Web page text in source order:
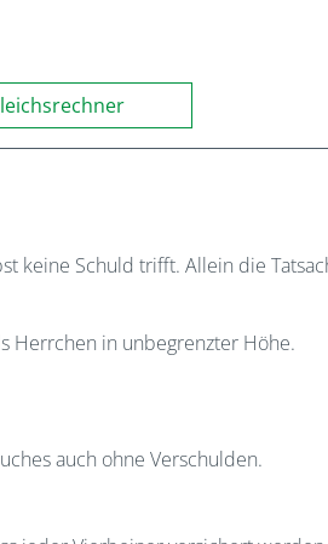
keine Schuld trifft. Allein die
Herrchen in unbegrenzter Höhe.
auch ohne Verschulden.